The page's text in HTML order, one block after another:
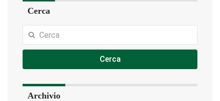
Cerca
Cerca
Archivio